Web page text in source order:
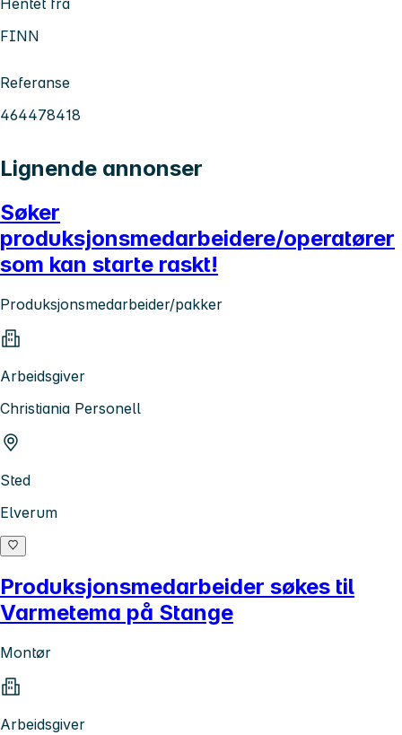
FINN
Referanse
464478418
Lignende annonser
Søker
produksjonsmedarbeidere/operatører
som kan starte raskt!
Produksjonsmedarbeider/pakker
Arbeidsgiver
Christiania Personell
Sted
Elverum
Produksjonsmedarbeider søkes til
Varmetema på Stange
Montør
Arbeidsgiver